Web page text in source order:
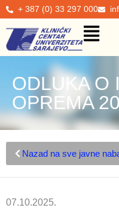
+ 387 (0) 33 297 000
ODLUKA O
OPREMA
Nazad na sve javne
07.10.2025.